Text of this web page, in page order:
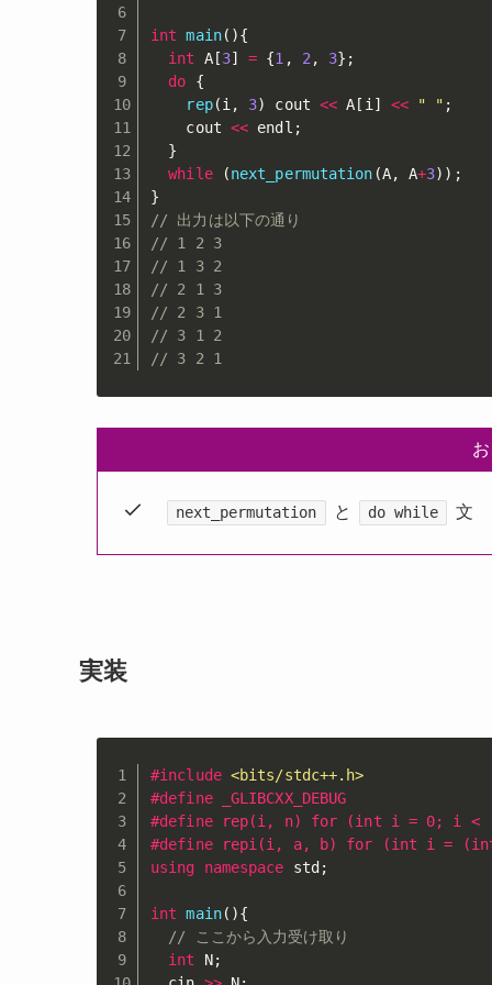
int main( ){
int A[3] = {1 , 2 , 3} ;
do
{
rep(i , 3) cout << A [ i ] << " " ;
    cout
<< endl ;
}
while
(next_permutation (A, A+3) ) ;
}
// 出力は以下の通り
// 1 2 3
// 1 3 2
// 2 1 3
// 2 3 1
// 3 1 2
// 3 2 1
next_permutation と do while 文
実装
#include <bits/stdc++.h>
#define _GLIBCXX_DEBUG
#define rep(i, n) for (int i = 0; i <
#define repi(i, a, b) for (int i =
using
namespace std ;
int main( ){
// ここから入力受け取り
int N;